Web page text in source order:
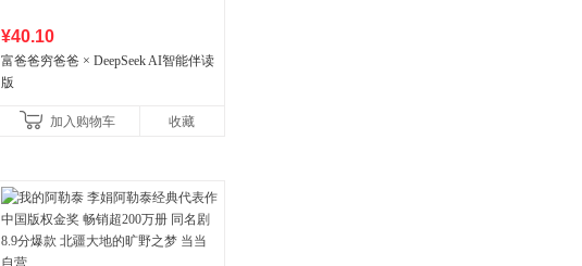
¥40.10
富爸爸穷爸爸 × DeepSeek AI智能伴读
版
加入购物车 收藏